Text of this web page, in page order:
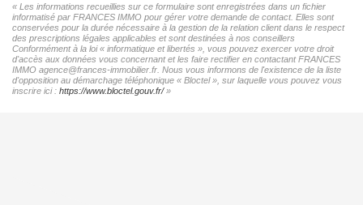
« Les informations recueillies sur ce formulaire sont enregistrées dans un fichier
informatisé par FRANCES IMMO pour gérer votre demande de contact. Elles sont
conservées pour la durée nécessaire à la gestion de la relation client dans le respect
des prescriptions légales applicables et sont destinées à nos conseillers
Conformément à la loi « informatique et libertés », vous pouvez exercer votre droit
d'accès aux données vous concernant et les faire rectifier en contactant FRANCES
IMMO agence@frances-immobilier.fr. Nous vous informons de l'existence de la liste
d'opposition au démarchage téléphonique « Bloctel », sur laquelle vous pouvez vous
inscrire ici : https://www.bloctel.gouv.fr/»